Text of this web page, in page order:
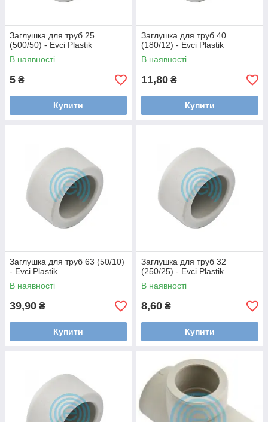
Заглушка для труб 25
(500/50) - Evci Plastik
В наявності
5 ₴
Купити
Заглушка для труб 40
(180/12) - Evci Plastik
В наявності
11,80 ₴
Купити
Заглушка для труб 63 (50/10)
- Evci Plastik
В наявності
39,90 ₴
Купити
Заглушка для труб 32
(250/25) - Evci Plastik
В наявності
8,60 ₴
Купити